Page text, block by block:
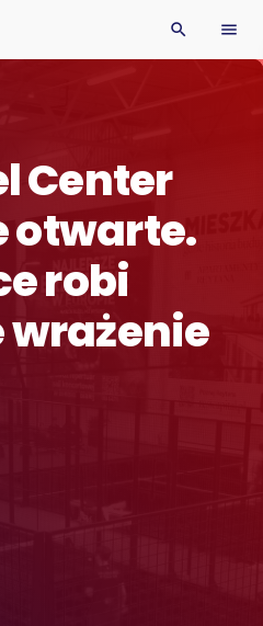
search menu
Center
otwarte.
robi